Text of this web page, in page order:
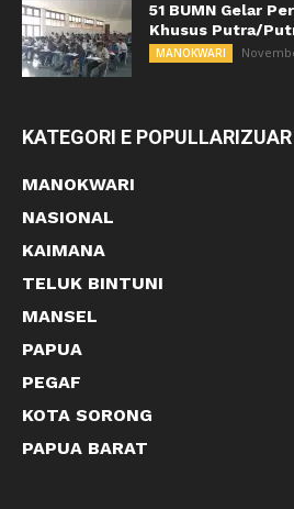
51 BUMN Gelar
Khusus Putra/
MANOKWARI
KATEGORI E POPULLARIZUAR
MANOKWARI
NASIONAL
KAIMANA
TELUK BINTUNI
MANSEL
PAPUA
PEGAF
KOTA SORONG
PAPUA BARAT